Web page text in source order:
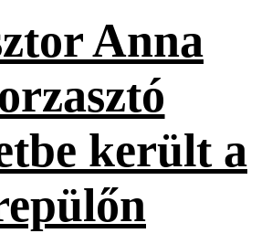
Anna
került a